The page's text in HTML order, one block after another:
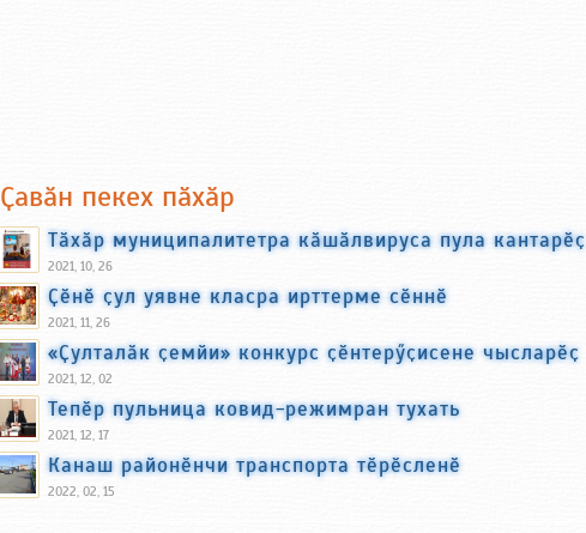
Ҫавӑн пекех пӑхӑр
Тӑхӑр муниципалитетра кӑшӑлвируса пула кантарӗҫ
2021, 10, 26
Ҫӗнӗ ҫул уявне класра ирттерме сӗннӗ
2021, 11, 26
«Ҫулталӑк ҫемйи» конкурс ҫӗнтерӳҫисене чысларӗҫ
2021, 12, 02
Тепӗр пульница ковид-режимран тухать
2021, 12, 17
Канаш районӗнчи транспорта тӗрӗсленӗ
2022, 02, 15